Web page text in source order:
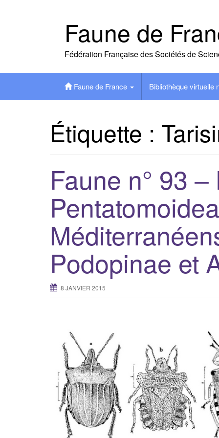
Faune de
Fédération Française des Sociétés de
Faune de France Bibliothèque virtuelle
Étiquette :
Faune n° 93
Podopinae et
8 JANVIER 2015